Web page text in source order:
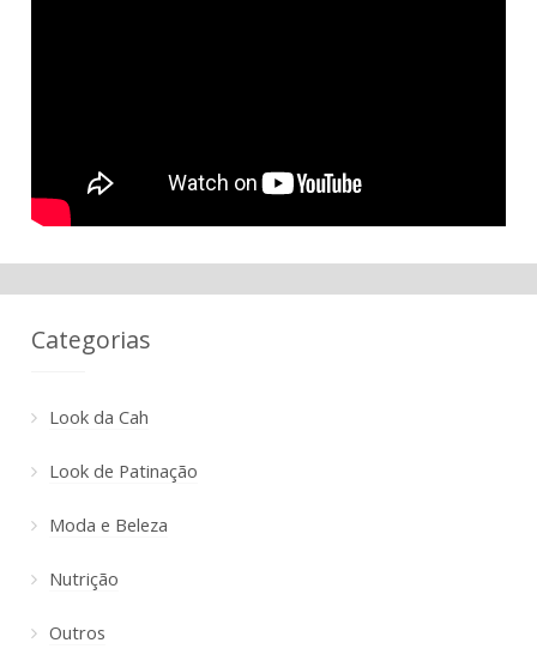
Categorias
Look da Cah
Look de Patinação
Moda e Beleza
Nutrição
Outros